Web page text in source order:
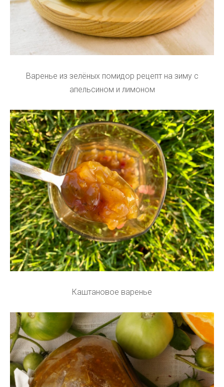
Варенье из зелёных помидор рецепт на зиму с
апельсином и лимоном
Каштановое варенье